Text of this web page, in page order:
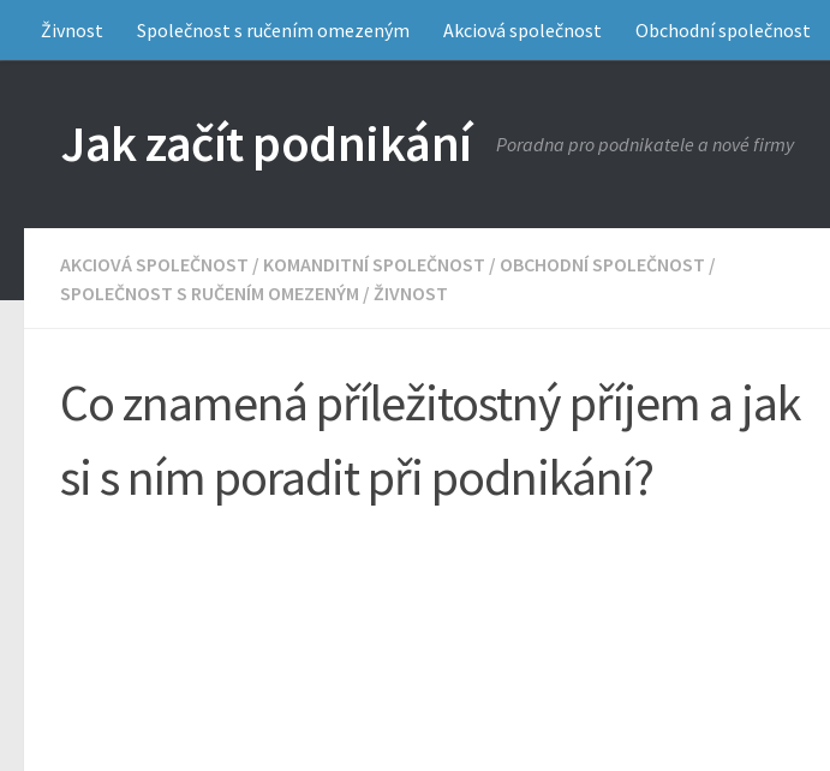
Živnost Společnost s ručením omezeným Akciová společnost Obchodní společnost
Jak začít podnikání Poradna pro podnikatele a nové firmy
AKCIOVÁ SPOLEČNOST / KOMANDITNÍ SPOLEČNOST / OBCHODNÍ SPOLEČNOST /
SPOLEČNOST S RUČENÍM OMEZENÝM / ŽIVNOST
Co znamená příležitostný příjem a jak
si s ním poradit při podnikání?